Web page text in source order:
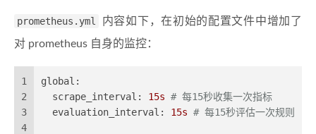
prometheus.yml
内容如下，在初始的配置文件中增加了
对 prometheus 自身的监控：
1
2
3
4
global:
scrape_interval:
15s # 每15秒收集一次指标
evaluation_interval:
15s # 每15秒评估一次规则